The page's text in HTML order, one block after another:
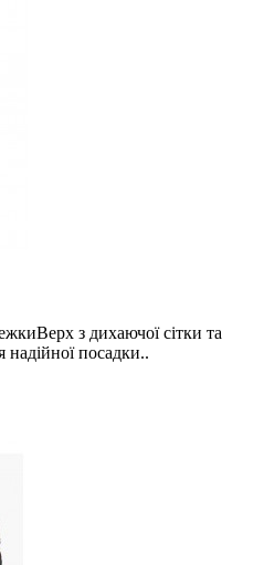
з дихаючої сітки та
посадки..